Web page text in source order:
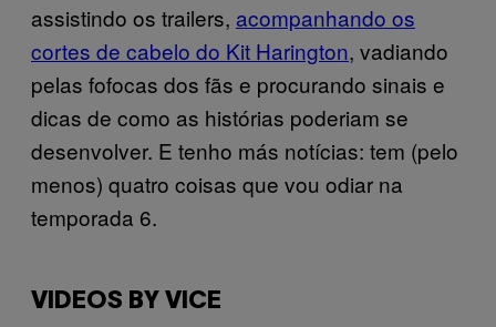
assistindo os trailers, acompanhando os
cortes de cabelo do Kit Harington, vadiando
pelas fofocas dos fãs e procurando sinais e
dicas de como as histórias poderiam se
desenvolver. E tenho más notícias: tem (pelo
menos) quatro coisas que vou odiar na
temporada 6.
VIDEOS BY VICE